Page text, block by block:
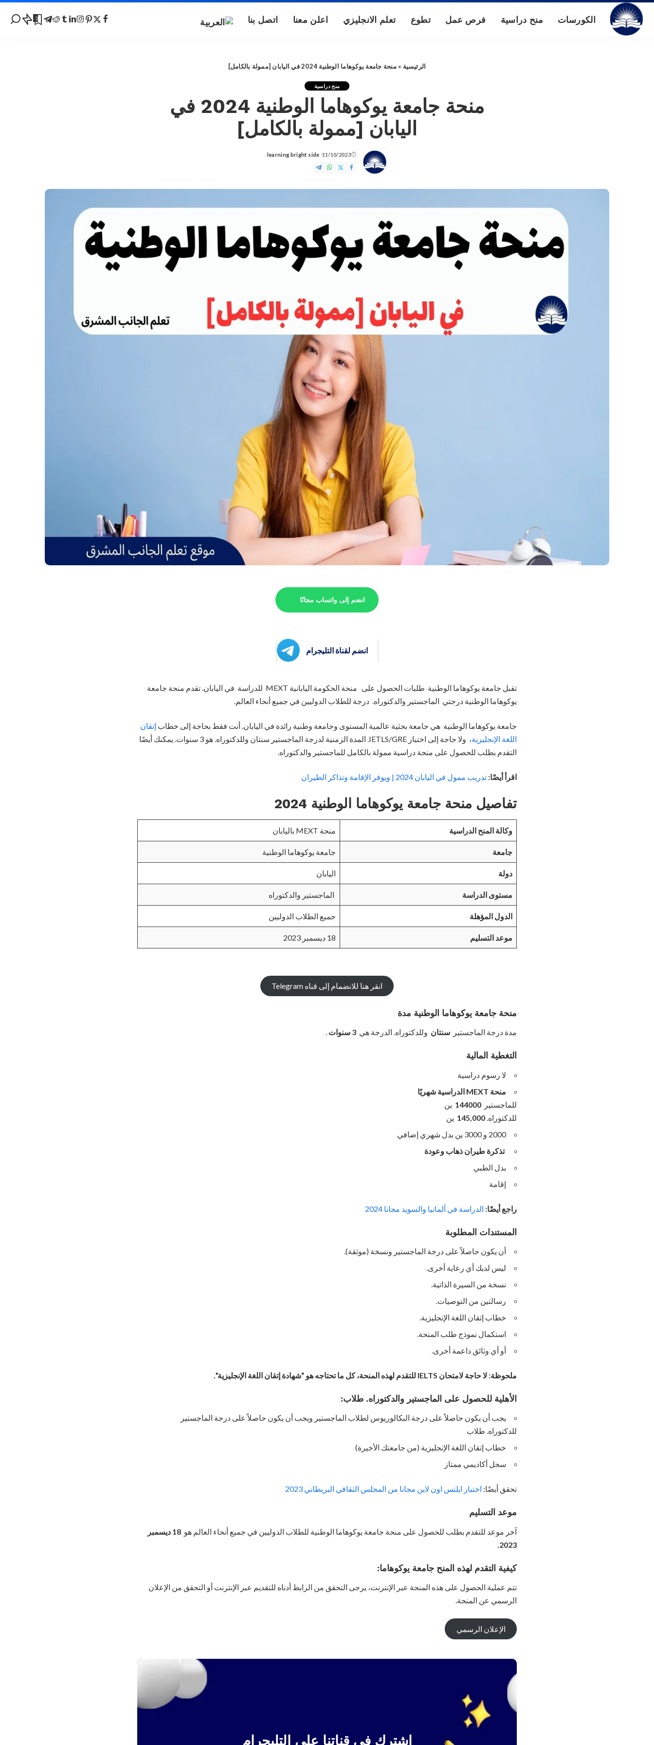
الكورسات منح دراسية فرص عمل تطوع تعلم الانجليزي اعلن معنا اتصل بنا 0
الرئيسية »منحة جامعة يوكوهاما الوطنية 2024 في اليابان [ممولة بالكامل]
منح دراسية
منحة جامعة يوكوهاما الوطنية 2024 في
اليابان [ممولة بالكامل]
11/10/2023
Posted
by
learning bright side
انضم إلى واتساب مجانًا
انضم لقناة التليجرام
تقبل جامعة يوكوهاما الوطنية طلبات الحصول على منحة الحكومة اليابانية MEXT للدراسة في اليابان. تقدم منحة جامعة
يوكوهاما الوطنية درجتي الماجستير والدكتوراه. درجة للطلاب الدوليين في جميع أنحاء العالم.
جامعة يوكوهاما الوطنية هي جامعة بحثية عالمية المستوى وجامعة وطنية رائدة في اليابان. أنت فقط بحاجة إلى خطاب إتقان
اللغة الإنجليزية
، ولا حاجة إلى اختبار IETLS/GRE. المدة الزمنية لدرجة الماجستير سنتان وللدكتوراه. هو 3 سنوات. يمكنك أيضًا
التقدم بطلب للحصول على منحة دراسية ممولة بالكامل للماجستير والدكتوراه.
اقرأ أيضًا: تدريب ممول في اليابان 2024 | ويوفر الإقامة وتذاكر الطيران
تفاصيل منحة جامعة يوكوهاما الوطنية 2024
وكالة المنح الدراسية منحة MEXT باليابان
جامعة جامعة يوكوهاما الوطنية
دولة اليابان
مستوى الدراسة الماجستير والدكتوراه
الدول المؤهلة جميع الطلاب الدوليين
موعد التسليم 18 ديسمبر 2023
انقر هنا للانضمام إلى قناه Telegram
منحة جامعة يوكوهاما الوطنية مدة
مدة درجة الماجستير سنتان وللدكتوراه. الدرجة هي 3 سنوات .
التغطية المالية
لا رسوم دراسية
منحة MEXT الدراسية شهريًا
للماجستير 144000 ين
للدكتوراه. 145,000 ين
2000 و 3000 ين بدل شهري إضافي
تذكرة طيران ذهاب وعودة
بدل الطبي
إقامة
راجع أيضًا: الدراسة في ألمانيا والسويد مجانا 2024
المستندات المطلوبة
أن يكون حاصلاً على درجة الماجستير ونسخة (موثقة).
ليس لديك أي رعاية أخرى.
نسخة من السيرة الذاتية.
رسالتين من التوصيات.
خطاب إتقان اللغة الإنجليزية.
استكمال نموذج طلب المنحة.
أو أي وثائق داعمة أخرى.
ملحوظة: لا حاجة لامتحان IELTS للتقدم لهذه المنحة، كل ما تحتاجه هو “شهادة إتقان اللغة الإنجليزية”.
الأهلية للحصول على الماجستير والدكتوراه. طلاب:
يجب أن يكون حاصلاً على درجة البكالوريوس لطلاب الماجستير ويجب أن يكون حاصلاً على درجة الماجستير
للدكتوراه. طلاب
خطاب إتقان اللغة الإنجليزية (من جامعتك الأخيرة)
سجل أكاديمي ممتاز
تحقق أيضًا: اختبار ايلتس اون لاين مجانا من المجلس الثقافي البريطاني 2023
موعد التسليم
آخر موعد للتقدم بطلب للحصول على منحة جامعة يوكوهاما الوطنية للطلاب الدوليين في جميع أنحاء العالم هو
18 ديسمبر
2023.
كيفية التقدم لهذه المنح جامعة يوكوهاما:
تتم عملية الحصول على هذه المنحة عبر الإنترنت، يرجى التحقق من الرابط أدناه للتقديم عبر الإنترنت أو التحقق من الإعلان
الرسمي عن المنحة.
الإعلان الرسمي
اشترك في قناتنا على التليجرام